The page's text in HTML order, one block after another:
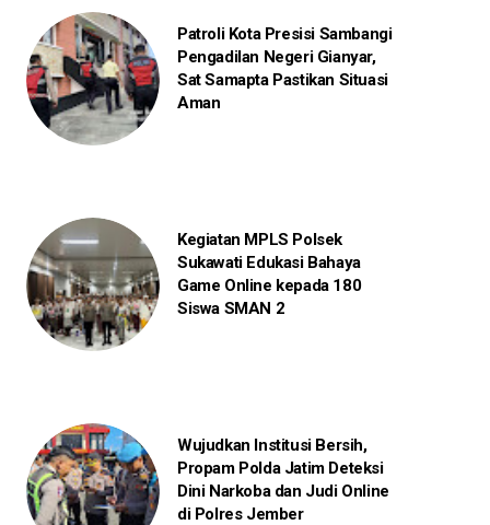
Patroli Kota Presisi Sambangi
Pengadilan Negeri Gianyar,
Sat Samapta Pastikan Situasi
Aman
Kegiatan MPLS Polsek
Sukawati Edukasi Bahaya
Game Online kepada 180
Siswa SMAN 2
Wujudkan Institusi Bersih,
Propam Polda Jatim Deteksi
Dini Narkoba dan Judi Online
di Polres Jember